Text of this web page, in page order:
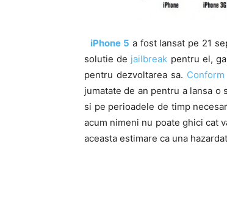
iPhone 5 a fost lansat pe 21
solutie de jailbreak pentru el,
pentru dezvoltarea sa. Conform
jumatate de an pentru a lansa o
si pe perioadele de timp
acum nimeni nu poate ghici cat
aceasta estimare ca una